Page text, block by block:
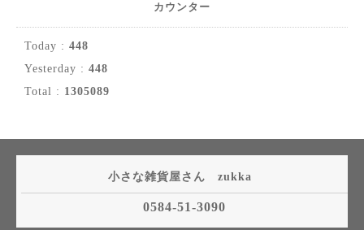
カウンター
Today : 448
Yesterday : 448
Total : 1305089
小さな雑貨屋さん zukka
0584-51-3090